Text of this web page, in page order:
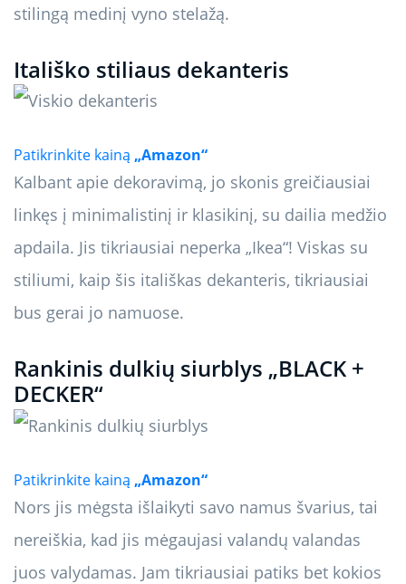
stilingą medinį vyno stelažą.
Itališko stiliaus dekanteris
Patikrinkite kainą „Amazon“
Kalbant apie dekoravimą, jo skonis greičiausiai
linkęs į minimalistinį ir klasikinį, su dailia medžio
apdaila. Jis tikriausiai neperka „Ikea“! Viskas su
stiliumi, kaip šis itališkas dekanteris, tikriausiai
bus gerai jo namuose.
Rankinis dulkių siurblys „BLACK +
DECKER“
Patikrinkite kainą „Amazon“
Nors jis mėgsta išlaikyti savo namus švarius, tai
nereiškia, kad jis mėgaujasi valandų valandas
juos valydamas. Jam tikriausiai patiks bet kokios